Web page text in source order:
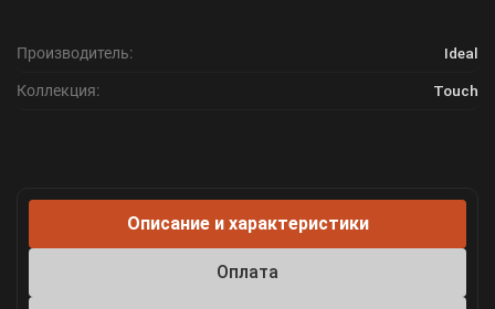
Производитель: Ideal
Коллекция: Touch
Описание и характеристики
Оплата